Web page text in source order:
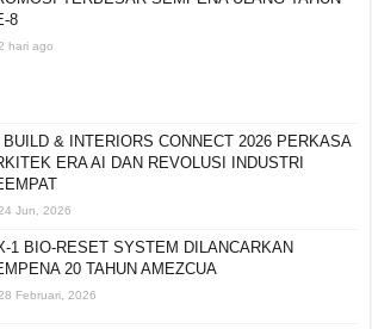
CARNIVAL 2026 KEMBALI DENGAN
TERBESAR SEMPENA ULANG TAHUN
BUILD & INTERIORS CONNECT 2026 PERKASA
ERA AI DAN REVOLUSI INDUSTRI
Jun, 2026
1 BIO-RESET SYSTEM DILANCARKAN